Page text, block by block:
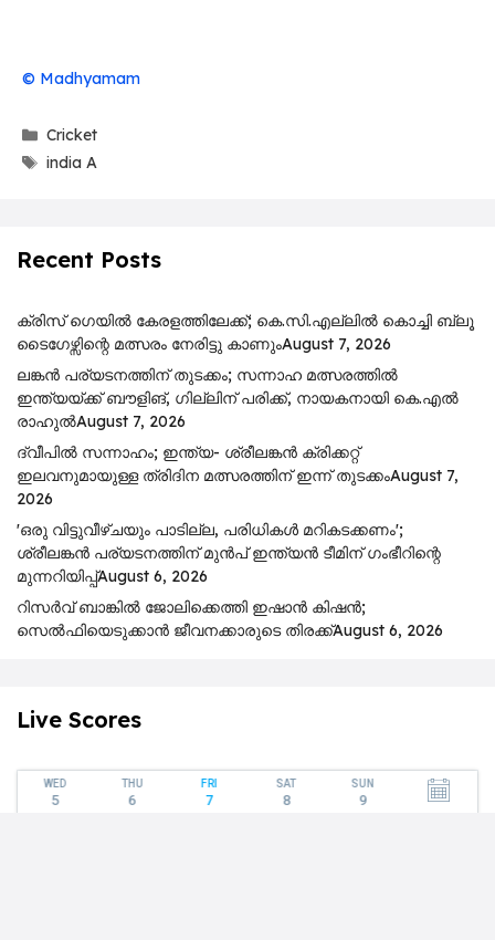
© Madhyamam
Categories
Cricket
Tags
india A
Recent Posts
ക്രിസ് ഗെയിൽ കേരളത്തിലേക്ക്; കെ.സി.എല്ലിൽ കൊച്ചി ബ്ലൂ
ടൈഗേഴ്സിന്റെ മത്സരം നേരിട്ടു കാണുംAugust 7, 2026
ലങ്കൻ പര്യടനത്തിന് തുടക്കം; സന്നാഹ മത്സരത്തിൽ
ഇന്ത്യയ്ക്ക് ബൗളിങ്, ഗില്ലിന് പരിക്ക്, നായകനായി കെ.എൽ
രാഹുൽAugust 7, 2026
ദ്വീപിൽ സന്നാഹം; ഇന്ത്യ- ശ്രീലങ്കൻ ക്രിക്കറ്റ്
ഇലവനുമായുള്ള ത്രിദിന മത്സരത്തിന് ഇന്ന് തുടക്കംAugust 7,
2026
'ഒരു വിട്ടുവീഴ്ചയും പാടില്ല, പരിധികൾ മറികടക്കണം';
ശ്രീലങ്കൻ പര്യടനത്തിന് മുൻപ് ഇന്ത്യൻ ടീമിന് ഗംഭീറിന്റെ
മുന്നറിയിപ്പ്August 6, 2026
റിസര്‍വ് ബാങ്കിൽ ജോലിക്കെത്തി ഇഷാന്‍ കിഷന്‍;
സെൽഫിയെടുക്കാൻ ജീവനക്കാരുടെ തിരക്ക്August 6, 2026
Live Scores
WED
5
THU
6
FRI
7
SAT
8
SUN
9